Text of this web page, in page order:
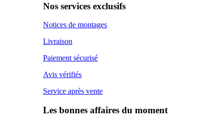
Nos services exclusifs
Notices de montages
Livraison
Paiement sécurisé
Avis vérifiés
Service après vente
Les bonnes affaires du moment